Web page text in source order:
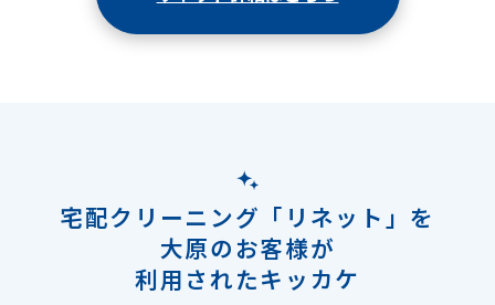
宅配クリーニング「リネット」を
大原のお客様が
利用されたキッカケ